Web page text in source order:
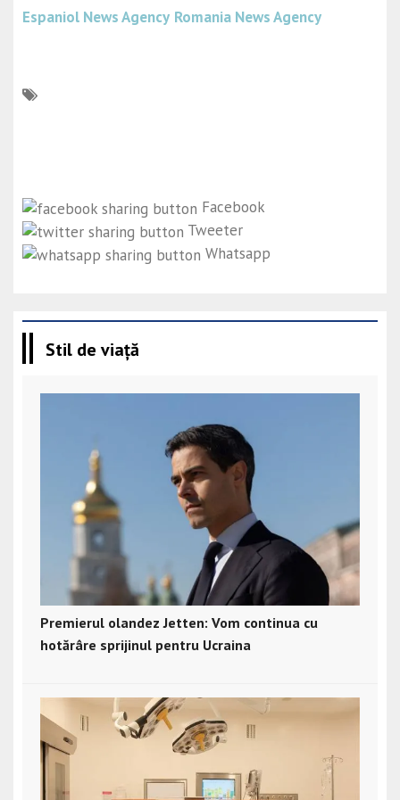
Espaniol News Agency Romania News Agency
Facebook
Tweeter
Whatsapp
Stil de viață
Premierul olandez Jetten: Vom continua cu
hotărâre sprijinul pentru Ucraina